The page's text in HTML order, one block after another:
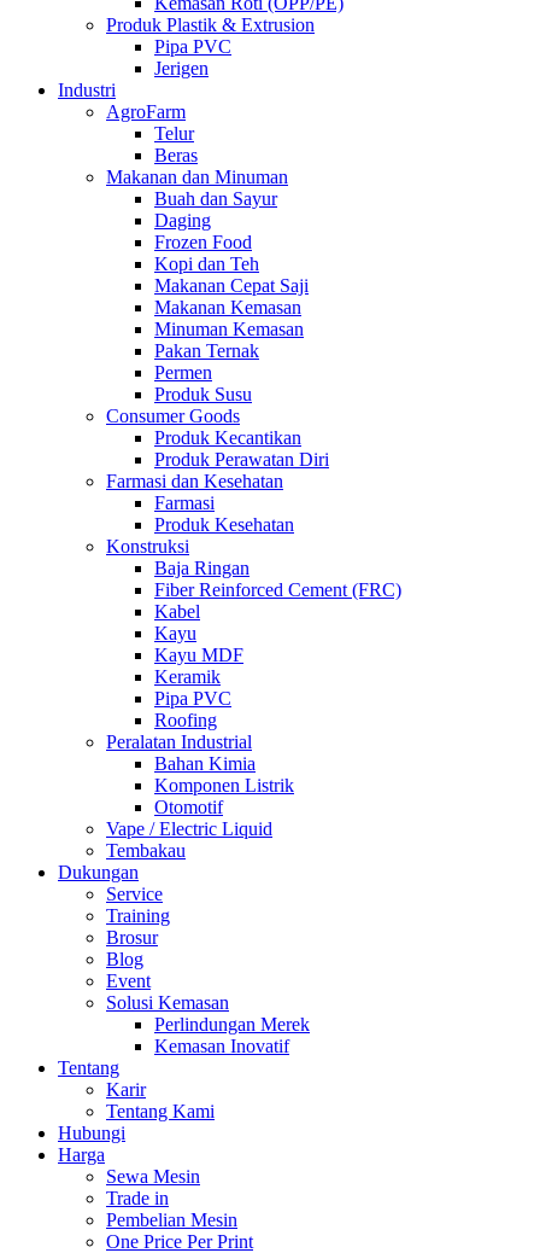
Produk Plastik & Extrusion
Pipa PVC
Jerigen
Industri
AgroFarm
Telur
Beras
Makanan dan Minuman
Buah dan Sayur
Daging
Frozen Food
Kopi dan Teh
Makanan Cepat Saji
Makanan Kemasan
Minuman Kemasan
Pakan Ternak
Permen
Produk Susu
Consumer Goods
Produk Kecantikan
Produk Perawatan Diri
Farmasi dan Kesehatan
Farmasi
Produk Kesehatan
Konstruksi
Baja Ringan
Fiber Reinforced Cement (FRC)
Kabel
Kayu
Kayu MDF
Keramik
Pipa PVC
Roofing
Peralatan Industrial
Bahan Kimia
Komponen Listrik
Otomotif
Vape / Electric Liquid
Tembakau
Dukungan
Service
Training
Brosur
Blog
Event
Solusi Kemasan
Perlindungan Merek
Kemasan Inovatif
Tentang
Karir
Tentang Kami
Hubungi
Harga
Sewa Mesin
Trade in
Pembelian Mesin
One Price Per Print